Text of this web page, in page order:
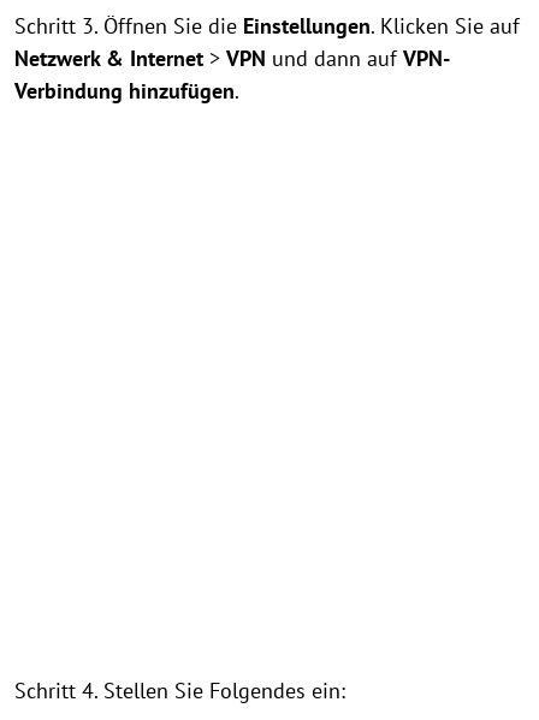
Schritt 3. Öffnen Sie die Einstellungen. Klicken Sie auf
Netzwerk & Internet > VPN und dann aufVPN-
Verbindung hinzufügen.
Schritt 4. Stellen Sie Folgendes ein: